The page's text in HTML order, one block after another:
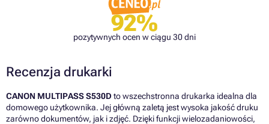
92%
pozytywnych ocen w ciągu 30 dni
Recenzja drukarki
CANON MULTIPASS S530D to wszechstronna drukarka idealna dla
domowego użytkownika. Jej główną zaletą jest wysoka jakość druku
zarówno dokumentów, jak i zdjęć. Dzięki funkcji wielozadaniowości,